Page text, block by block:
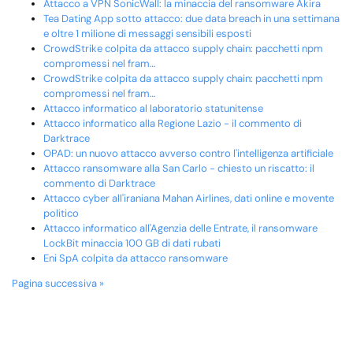
Attacco a VPN SonicWall: la minaccia del ransomware Akira
Tea Dating App sotto attacco: due data breach in una settimana
e oltre 1 milione di messaggi sensibili esposti
CrowdStrike colpita da attacco supply chain: pacchetti npm
compromessi nel fram…
CrowdStrike colpita da attacco supply chain: pacchetti npm
compromessi nel fram…
Attacco informatico al laboratorio statunitense
Attacco informatico alla Regione Lazio - il commento di
Darktrace
OPAD: un nuovo attacco avverso contro l'intelligenza artificiale
Attacco ransomware alla San Carlo - chiesto un riscatto: il
commento di Darktrace
Attacco cyber all'iraniana Mahan Airlines, dati online e movente
politico
Attacco informatico all'Agenzia delle Entrate, il ransomware
LockBit minaccia 100 GB di dati rubati
Eni SpA colpita da attacco ransomware
Pagina successiva »